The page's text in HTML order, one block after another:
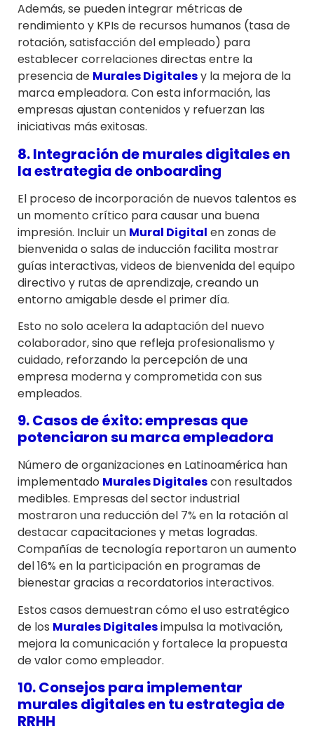
Además, se pueden integrar métricas de
rendimiento y KPIs de recursos humanos (tasa de
rotación, satisfacción del empleado) para
establecer correlaciones directas entre la
presencia de Murales Digitalesy la mejora de la
marca empleadora. Con esta información, las
empresas ajustan contenidos y refuerzan las
iniciativas más exitosas.
8. Integración de murales digitales en
la estrategia de onboarding
El proceso de incorporación de nuevos talentos es
un momento crítico para causar una buena
impresión. Incluir un Mural Digital en zonas de
bienvenida o salas de inducción facilita mostrar
guías interactivas, videos de bienvenida del equipo
directivo y rutas de aprendizaje, creando un
entorno amigable desde el primer día.
Esto no solo acelera la adaptación del nuevo
colaborador, sino que refleja profesionalismo y
cuidado, reforzando la percepción de una
empresa moderna y comprometida con sus
empleados.
9. Casos de éxito: empresas que
potenciaron su marca empleadora
Número de organizaciones en Latinoamérica han
implementado Murales Digitalescon resultados
medibles. Empresas del sector industrial
mostraron una reducción del 7% en la rotación al
destacar capacitaciones y metas logradas.
Compañías de tecnología reportaron un aumento
del 16% en la participación en programas de
bienestar gracias a recordatorios interactivos.
Estos casos demuestran cómo el uso estratégico
de los Murales Digitalesimpulsa la motivación,
mejora la comunicación y fortalece la propuesta
de valor como empleador.
10. Consejos para implementar
murales digitales en tu estrategia de
RRHH